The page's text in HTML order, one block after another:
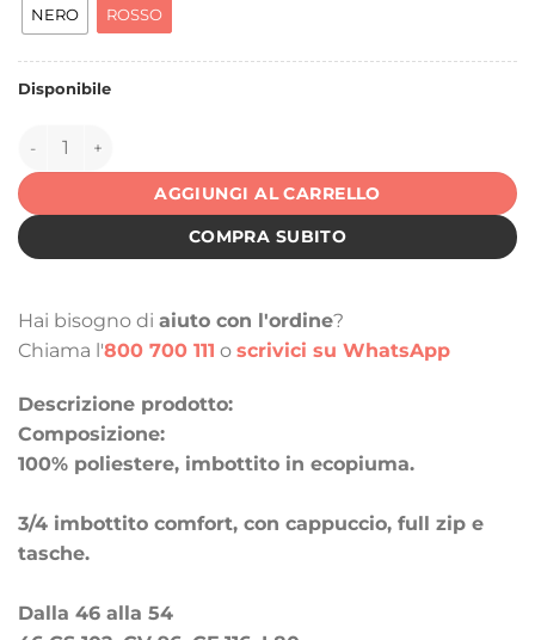
NERO ROSSO
Disponibile
145020 quantità
AGGIUNGI AL CARRELLO
COMPRA SUBITO
Hai bisogno di aiuto con l'ordine?
Chiama l'800 700 111 o scrivici su WhatsApp
Descrizione prodotto:
Composizione:
100% poliestere, imbottito in ecopiuma.
3/4 imbottito comfort, con cappuccio, full zip e
tasche.
Dalla 46 alla 54